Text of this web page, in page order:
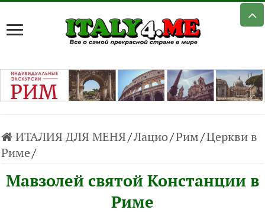
ИТАЛИЯ ДЛЯ МЕНЯ/Лацио/Рим/Церкви в
Риме/
Мавзолей святой Констанции в
Риме